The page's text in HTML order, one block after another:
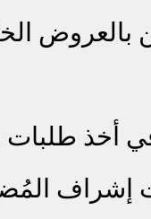
بالعروض
أخذ طلبات
إشراف